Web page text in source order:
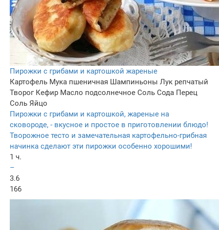
Пирожки с грибами и картошкой жареные
Картофель Мука пшеничная Шампиньоны Лук репчатый
Творог Кефир Масло подсолнечное Соль Сода Перец
Соль Яйцо
Пирожки с грибами и картошкой, жареные на
сковороде, - вкусное и простое в приготовлении блюдо!
Творожное тесто и замечательная картофельно-грибная
начинка сделают эти пирожки особенно хорошими!
1 ч.
–
3.6
166